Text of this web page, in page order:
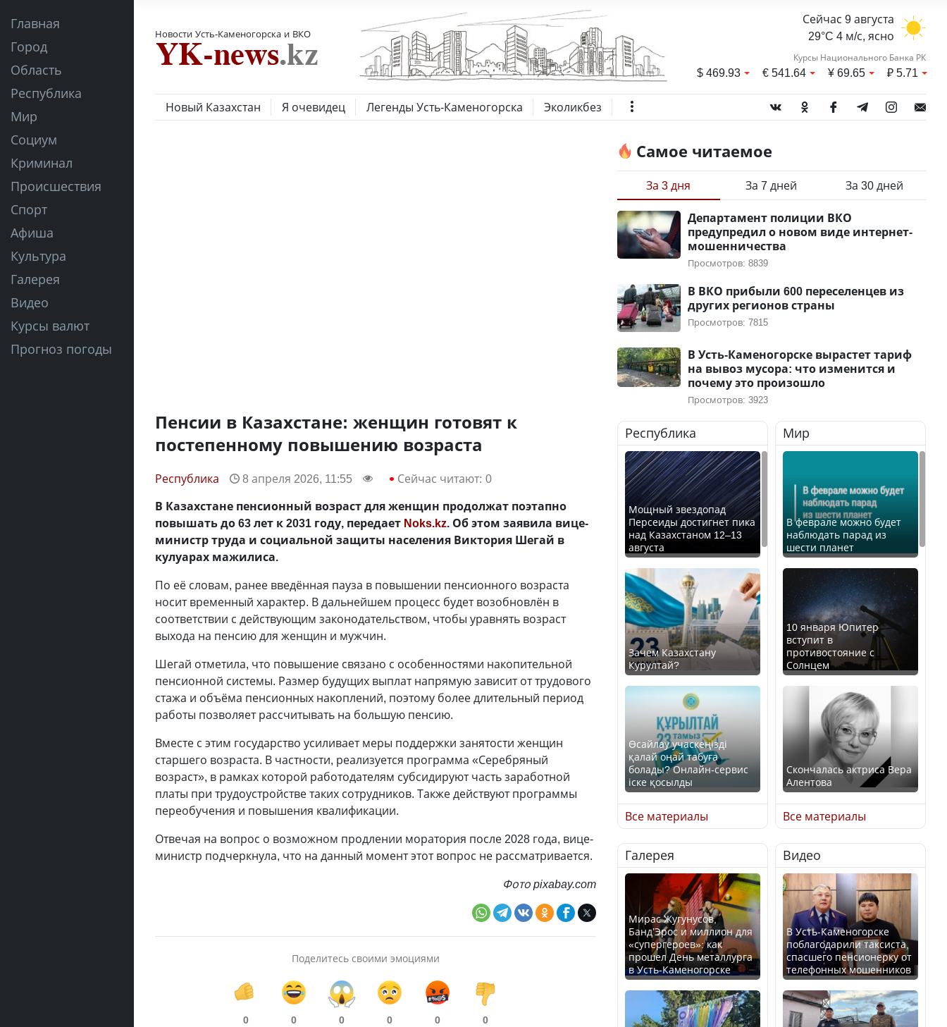
Главная
Город
Область
Республика
Мир
Социум
Криминал
Происшествия
Спорт
Афиша
Культура
Галерея
Видео
Курсы валют
Прогноз погоды
Новости Усть-Каменогорска и ВКО
Сейчас 9 августа
29°C 4 м/с, ясно
Курсы Национального Банка РК
$469.93 €541.64 ¥69.65 ₽5.71
Новый Казахстан Я очевидец Легенды Усть-Каменогорска Эколикбез
Пенсии в Казахстане: женщин готовят к
постепенному повышению возраста
Республика 8 апреля 2026, 11:55 Сейчас читают: 0
В Казахстане пенсионный возраст для женщин продолжат поэтапно
повышать до 63 лет к 2031 году, передает Noks.kz. Об этом заявила вице-
министр труда и социальной защиты населения Виктория Шегай в
кулуарах мажилиса.
По её словам, ранее введённая пауза в повышении пенсионного возраста
носит временный характер. В дальнейшем процесс будет возобновлён в
соответствии с действующим законодательством, чтобы уравнять возраст
выхода на пенсию для женщин и мужчин.
Шегай отметила, что повышение связано с особенностями накопительной
пенсионной системы. Размер будущих выплат напрямую зависит от трудового
стажа и объёма пенсионных накоплений, поэтому более длительный период
работы позволяет рассчитывать на большую пенсию.
Вместе с этим государство усиливает меры поддержки занятости женщин
старшего возраста. В частности, реализуется программа «Серебряный
возраст», в рамках которой работодателям субсидируют часть заработной
платы при трудоустройстве таких сотрудников. Также действуют программы
переобучения и повышения квалификации.
Отвечая на вопрос о возможном продлении моратория после 2028 года, вице-
министр подчеркнула, что на данный момент этот вопрос не рассматривается.
Фото pixabay.com
Поделитесь своими эмоциями
0 0 0 0 0 0
Самое читаемое
За 3 дня За 7 дней За 30 дней
Департамент полиции ВКО
предупредил о новом виде интернет-
мошенничества
Просмотров: 8839
В ВКО прибыли 600 переселенцев из
других регионов страны
Просмотров: 7815
В Усть-Каменогорске вырастет тариф
на вывоз мусора: что изменится и
почему это произошло
Просмотров: 3923
Республика
Мощный звездопад
Персеиды достигнет пика
над Казахстаном 12–13
августа
Зачем Казахстану
Курултай?
Өсайлау учаскеңізді
қалай оңай табуға
болады? Онлайн-сервис
іске қосылды
Как легко найти свой
участок для голосования?
Минтруда назвало
отрасли с самыми
высокими зарплатными
предложениями
Все материалы
Мир
В феврале можно будет
наблюдать парад из
шести планет
10 января Юпитер
вступит в
противостояние с
Солнцем
Скончалась актриса Вера
Алентова
В РФ вынесен заочный
приговор по уголовному
делу об убийстве Игоря
Талькова
В России введены
дополнительные
ограничения для
казахстанских прав
Все материалы
Галерея
Мирас Жугунусов,
Банд’Эрос и миллион для
«супергероев»: как
прошел День металлурга
в Усть-Каменогорске
Видео
В Усть-Каменогорске
поблагодарили таксиста,
спасшего пенсионерку от
телефонных мошенников